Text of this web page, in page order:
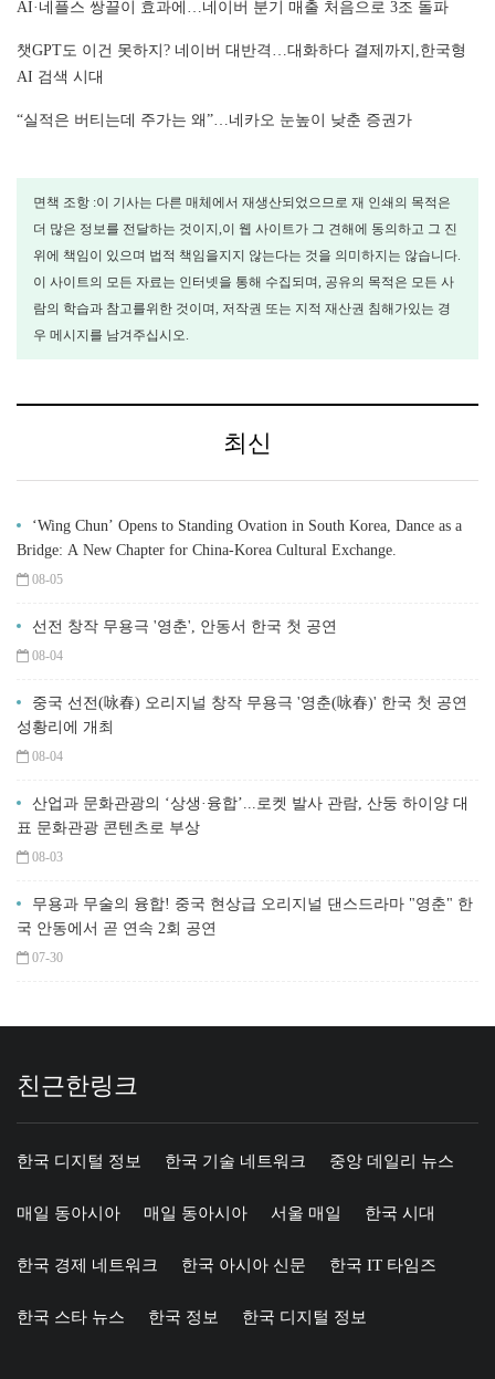
AI·네플스 쌍끌이 효과에…네이버 분기 매출 처음으로 3조 돌파
챗GPT도 이건 못하지? 네이버 대반격…대화하다 결제까지,한국형
AI 검색 시대
“실적은 버티는데 주가는 왜”…네카오 눈높이 낮춘 증권가
면책 조항 :이 기사는 다른 매체에서 재생산되었으므로 재 인쇄의 목적은
더 많은 정보를 전달하는 것이지,이 웹 사이트가 그 견해에 동의하고 그 진
위에 책임이 있으며 법적 책임을지지 않는다는 것을 의미하지는 않습니다.
이 사이트의 모든 자료는 인터넷을 통해 수집되며, 공유의 목적은 모든 사
람의 학습과 참고를위한 것이며, 저작권 또는 지적 재산권 침해가있는 경
우 메시지를 남겨주십시오.
최신
‘Wing Chun’ Opens to Standing Ovation in South Korea, Dance as a
Bridge: A New Chapter for China-Korea Cultural Exchange.
08-05
선전 창작 무용극 '영춘', 안동서 한국 첫 공연
08-04
중국 선전(咏春) 오리지널 창작 무용극 '영춘(咏春)' 한국 첫 공연
성황리에 개최
08-04
산업과 문화관광의 ‘상생·융합’...로켓 발사 관람, 산둥 하이양 대
표 문화관광 콘텐츠로 부상
08-03
무용과 무술의 융합! 중국 현상급 오리지널 댄스드라마 "영춘" 한
국 안동에서 곧 연속 2회 공연
07-30
친근한링크
한국 디지털 정보 한국 기술 네트워크 중앙 데일리 뉴스
매일 동아시아 매일 동아시아 서울 매일 한국 시대
한국 경제 네트워크 한국 아시아 신문 한국 IT 타임즈
한국 스타 뉴스 한국 정보 한국 디지털 정보